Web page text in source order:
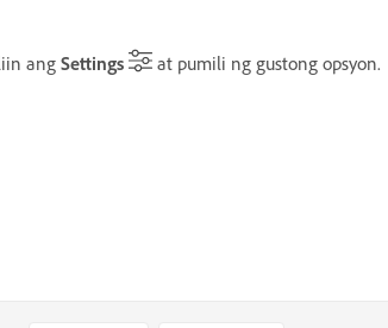
ang Settings at pumili ng gustong opsyon.